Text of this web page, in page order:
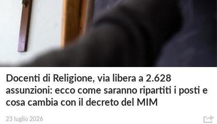
Docenti di Religione, via libera a 2.628
assunzioni: ecco come saranno ripartiti i posti e
cosa cambia con il decreto del MIM
23 luglio 2026